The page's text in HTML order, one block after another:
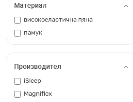
Материал
високоеластична пяна
памук
Производител
iSleep
Magniflex